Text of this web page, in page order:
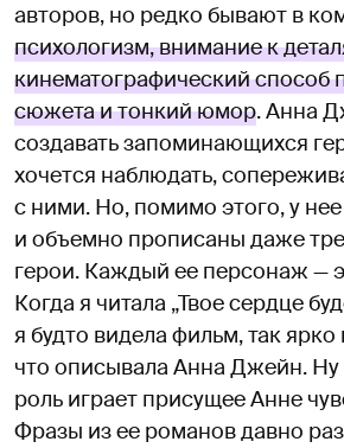
авторов, но редко бывают в
психологизм, внимание к
кинематографический способ
сюжета и тонкий юмор. Анна
создавать запоминающихся
хочется наблюдать,
с ними. Но, помимо этого, у нее
и объемно прописаны даже
герои. Каждый ее персонаж —
Когда я читала „Твое сердце
я будто видела фильм, так ярко
что описывала Анна Джейн.
роль играет присущее Анне
Фразы из ее романов давно